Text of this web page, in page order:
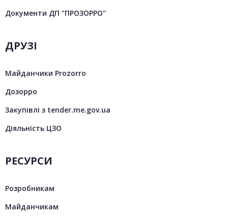
Документи ДП "ПРОЗОРРО"
ДРУЗІ
Майданчики Prozorro
Дозорро
Закупівлі з tender.me.gov.ua
Діяльність ЦЗО
РЕСУРСИ
Розробникам
Майданчикам